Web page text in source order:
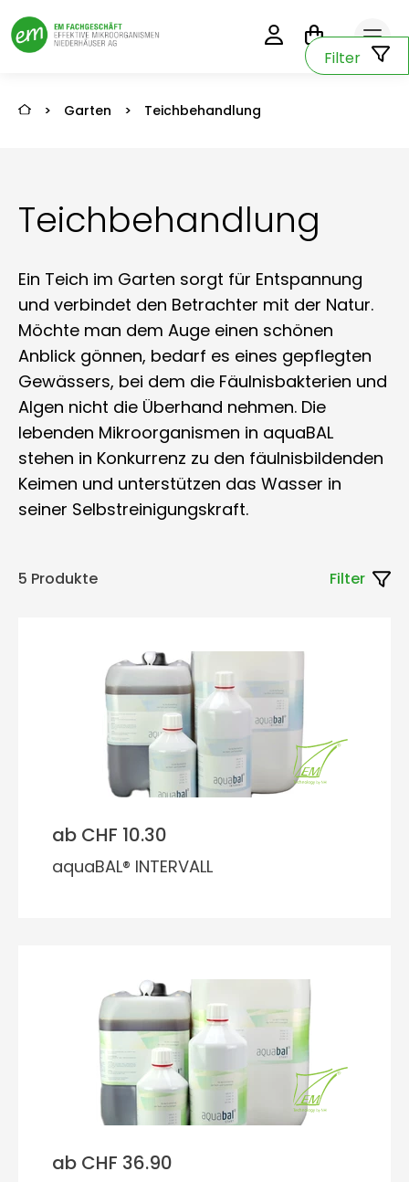
> Garten > Teichbehandlung
Teichbehandlung
Ein Teich im Garten sorgt für Entspannung
und verbindet den Betrachter mit der Natur.
Möchte man dem Auge einen schönen
Anblick gönnen, bedarf es eines gepflegten
Gewässers, bei dem die Fäulnisbakterien und
Algen nicht die Überhand nehmen. Die
lebenden Mikroorganismen in aquaBAL
stehen in Konkurrenz zu den fäulnisbildenden
Keimen und unterstützen das Wasser in
seiner Selbstreinigungskraft.
Filter
5 Produkte Filter
ab CHF 10.30
aquaBAL® INTERVALL
ab CHF 36.90